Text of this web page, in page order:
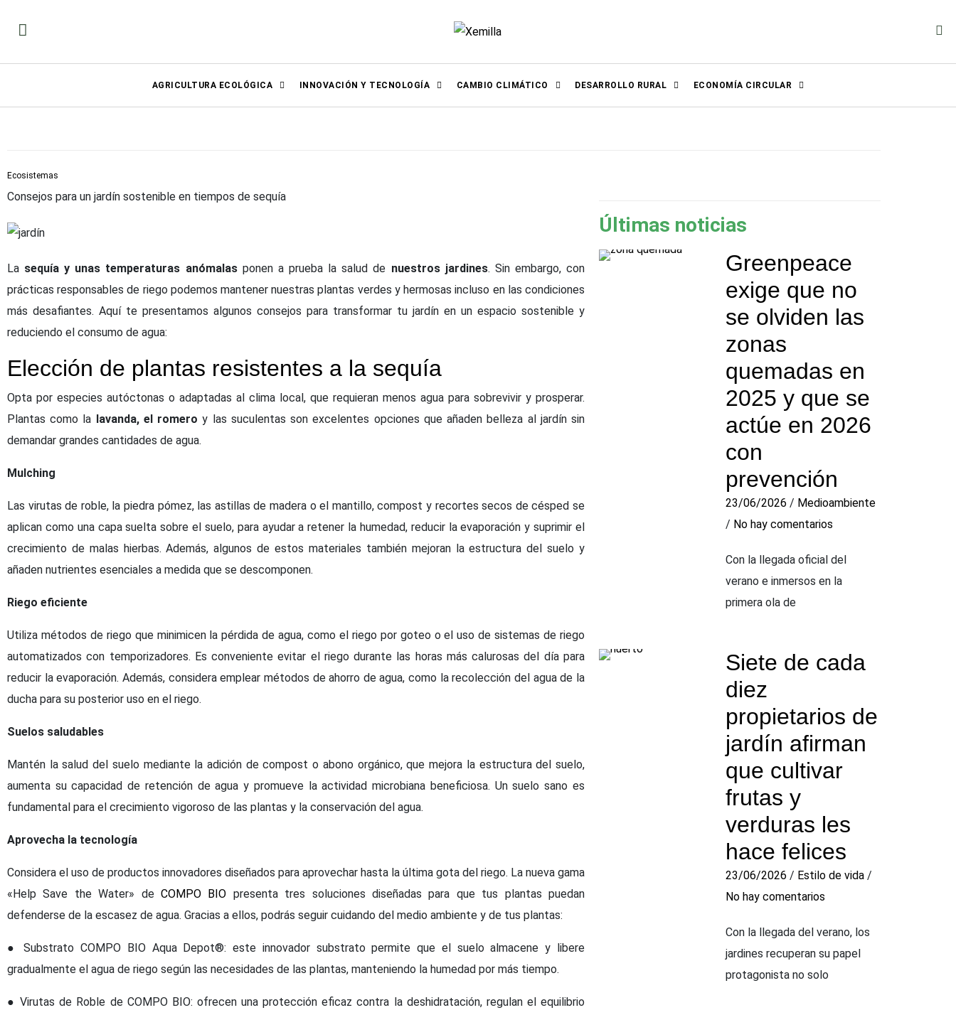
AGRICULTURA ECOLÓGICA INNOVACIÓN Y TECNOLOGÍA CAMBIO CLIMÁTICO DESARROLLO RURAL ECONOMÍA CIRCULAR
Ecosistemas
Consejos para un jardín sostenible en tiempos de sequía
La sequía y unas temperaturas anómalasponen a prueba la salud de nuestros jardines. Sin embargo, con
prácticas responsables de riego podemos mantener nuestras plantas verdes y hermosas incluso en las condiciones
más desafiantes. Aquí te presentamos algunos consejos para transformar tu jardín en un espacio sostenible y
reduciendo el consumo de agua:
Elección de plantas resistentes a la sequía
Opta por especies autóctonas o adaptadas al clima local, que requieran menos agua para sobrevivir y prosperar.
Plantas como la lavanda, el romero y las suculentas son excelentes opciones que añaden belleza al jardín sin
demandar grandes cantidades de agua.
Mulching
Las virutas de roble, la piedra pómez, las astillas de madera o el mantillo, compost y recortes secos de césped se
aplican como una capa suelta sobre el suelo, para ayudar a retener la humedad, reducir la evaporación y suprimir el
crecimiento de malas hierbas. Además, algunos de estos materiales también mejoran la estructura del suelo y
añaden nutrientes esenciales a medida que se descomponen.
Riego eficiente
Utiliza métodos de riego que minimicen la pérdida de agua, como el riego por goteo o el uso de sistemas de riego
automatizados con temporizadores. Es conveniente evitar el riego durante las horas más calurosas del día para
reducir la evaporación. Además, considera emplear métodos de ahorro de agua, como la recolección del agua de la
ducha para su posterior uso en el riego.
Suelos saludables
Mantén la salud del suelo mediante la adición de compost o abono orgánico, que mejora la estructura del suelo,
aumenta su capacidad de retención de agua y promueve la actividad microbiana beneficiosa. Un suelo sano es
fundamental para el crecimiento vigoroso de las plantas y la conservación del agua.
Aprovecha la tecnología
Considera el uso de productos innovadores diseñados para aprovechar hasta la última gota del riego. La nueva gama
«Help Save the Water» de COMPO BIO presenta tres soluciones diseñadas para que tus plantas puedan
defenderse de la escasez de agua. Gracias a ellos, podrás seguir cuidando del medio ambiente y de tus plantas:
● Substrato COMPO BIO Aqua Depot®: este innovador substrato permite que el suelo almacene y libere
gradualmente el agua de riego según las necesidades de las plantas, manteniendo la humedad por más tiempo.
● Virutas de Roble de COMPO BIO: ofrecen una protección eficaz contra la deshidratación, regulan el equilibrio
Últimas noticias
Greenpeace
exige que no
se olviden las
zonas
quemadas en
2025 y que se
actúe en 2026
con
prevención
23/06/2026 / Medioambiente
/ No hay comentarios
Con la llegada oficial del
verano e inmersos en la
primera ola de
Siete de cada
diez
propietarios de
jardín afirman
que cultivar
frutas y
verduras les
hace felices
23/06/2026 / Estilo de vida /
No hay comentarios
Con la llegada del verano, los
jardines recuperan su papel
protagonista no solo